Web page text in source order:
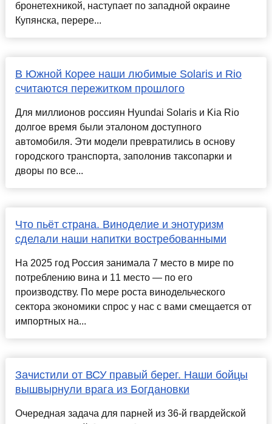
бронетехникой, наступает по западной окраине
Купянска, перере...
В Южной Корее наши любимые Solaris и Rio
считаются пережитком прошлого
Для миллионов россиян Hyundai Solaris и Kia Rio
долгое время были эталоном доступного
автомобиля. Эти модели превратились в основу
городского транспорта, заполонив таксопарки и
дворы по все...
Что пьёт страна. Виноделие и энотуризм
сделали наши напитки востребованными
На 2025 год Россия занимала 7 место в мире по
потреблению вина и 11 место — по его
производству. По мере роста винодельческого
сектора экономики спрос у нас с вами смещается от
импортных на...
Зачистили от ВСУ правый берег. Наши бойцы
вышвырнули врага из Богдановки
Очередная задача для парней из 36-й гвардейской